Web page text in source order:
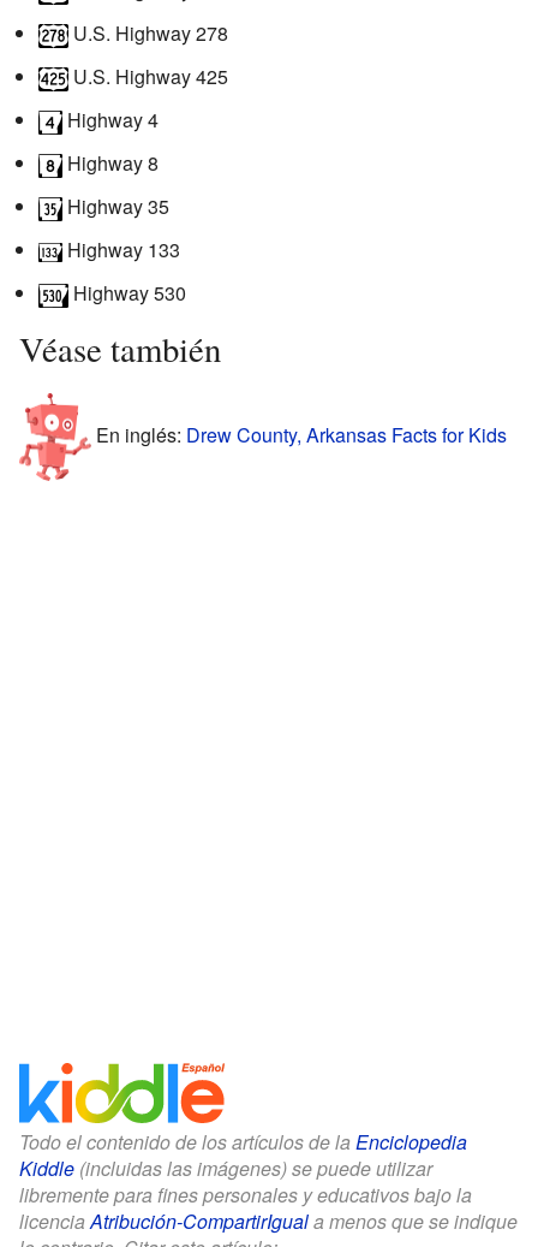
U.S. Highway 278
U.S. Highway 425
Highway 4
Highway 8
Highway 35
Highway 133
Highway 530
Véase también
En inglés: Drew County, Arkansas Facts for Kids
Todo el contenido de los artículos de la Enciclopedia
Kiddle (incluidas las imágenes) se puede utilizar
libremente para fines personales y educativos bajo la
licenciaAtribución-CompartirIguala menos que se indique